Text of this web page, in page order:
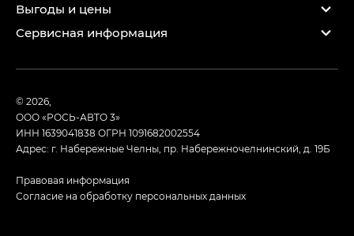
Выгоды и цены
Сервисная информация
© 2026,
ООО «РОСЬ-АВТО 3»
ИНН 1639041838 ОГРН 1091682002554
Адрес: г. Набережные Челны, пр. Набережночелнинский, д. 19Б
Правовая информация
Согласие на обработку персональных данных